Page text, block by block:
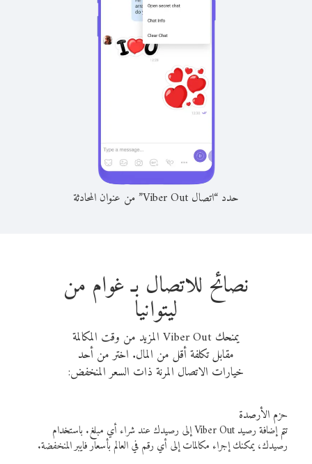
حدد “اتصال Viber Out” من عنوان المحادثة
نصائح للاتصال بـ غوام من
ليتوانيا
يمنحك Viber Out المزيد من وقت المكالمة
مقابل تكلفة أقل من المال. اختر من أحد
خيارات الاتصال المرنة ذات السعر المنخفض:
حزم الأرصدة
تتم إضافة رصيد Viber Out إلى رصيدك عند شراء أي مبلغ. باستخدام
رصيدك، يمكنك إجراء مكالمات إلى أي رقم في العالم بأسعار فايبر المنخفضة.